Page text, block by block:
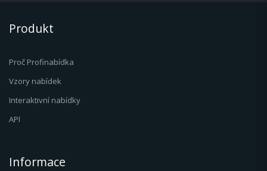
Produkt
Proč Profinabídka
Vzory nabídek
Interaktivní nabídky
API
Informace